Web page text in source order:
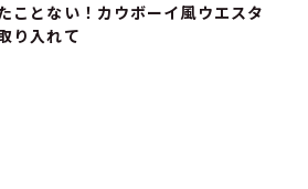
ことない！カウボーイ風ウエスタ
り入れて